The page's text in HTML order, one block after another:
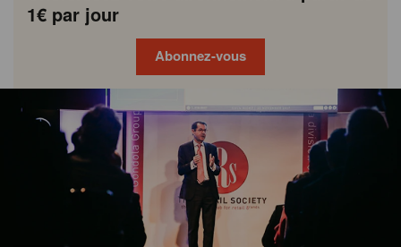
1€ par jour
Abonnez-vous
academy
society